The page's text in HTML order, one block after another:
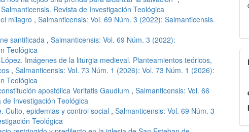
Revista de Investigación Teológica
milagro , Salmanticensis: Vol. 69 Núm. 3 (2022): Salmanticensis.
santificada , Salmanticensis: Vol. 69 Núm. 3 (2022):
Teológica
Imágenes de la liturgia medieval. Planteamientos teóricos,
, Salmanticensis: Vol. 73 Núm. 1 (2026): Vol. 73 Núm. 1 (2026):
Teológica
apostólica Veritatis Gaudium , Salmanticensis: Vol. 66
Investigación Teológica
Culto, epidemias y control social , Salmanticensis: Vol. 69 Núm. 3
Teológica